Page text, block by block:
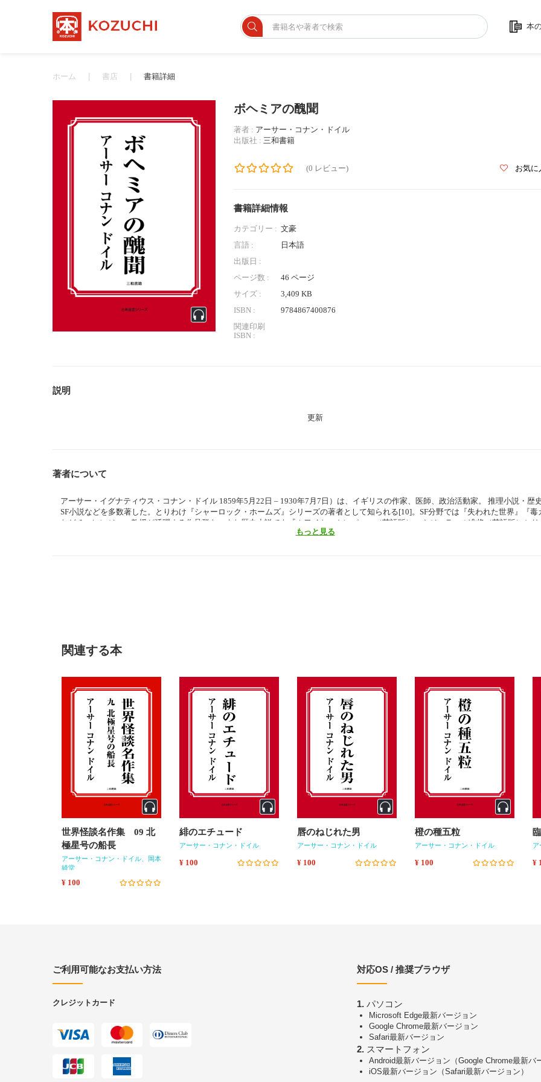
本
ホーム 書店 書籍詳細
ボヘミアの醜聞
著者 : アーサー・コナン・ドイル
出版社 : 三和書籍
(0 レビュー) お気に
書籍詳細情報
カテゴリー : 文豪
言語 :
日本語
出版日 :
ページ数 :
46 ページ
サイズ :
3,409 KB
ISBN :
9784867400876
関連印刷
ISBN :
説明
更新
著者について
アーサー・イグナティウス・コナン・ドイル 1859年5月22日 – 1930年7月7日）は、イギリスの作家、医師、政治活動家。 推理小説・歴
SF小説などを多数著した。とりわけ『シャーロック・ホームズ』シリーズの著者として知られる[10]。SF分野では『失われた世界』『毒
などチャレンジャー教授が活躍する作品群を、また歴史小説でも『ホワイト・カンパニー（英語版）』やジェラール准将（英語版）シリ
どを著している。 （ウィキペディアより引用 2021年5月27日閲覧）もっと見る
関連する本
世界怪談名作集 09 北
極星号の船長
アーサー・コナン・ドイル、岡本
綺堂
¥ 100
緋のエチュード
アーサー・コナン・ドイル
¥ 100
唇のねじれた男
アーサー・コナン・ドイル
¥ 100
橙の種五粒
アーサー・コナン・ドイル
¥ 100
ア
¥
ご利用可能なお支払い方法
クレジットカード
対応OS / 推奨ブラウザ
1.パソコン
Microsoft Edge最新バージョン
Google Chrome最新バージョン
Safari最新バージョン
2.スマートフォン
Android最新バージョン（Google Chrome最新バ
iOS最新バージョン（Safari最新バージョン）